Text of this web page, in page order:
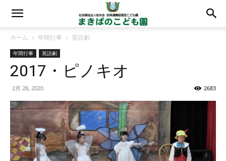
ホーム 年間行事 英語劇
年間行事 英語劇
2017・ピノキオ
2月 28, 2020 2683